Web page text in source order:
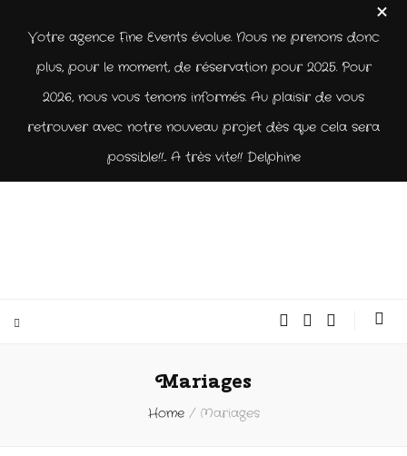
Votre agence Fine Events évolue. Nous ne prenons donc
plus, pour le moment, de réservation pour 2025. Pour
2026, nous vous tenons informés. Au plaisir de vous
retrouver avec notre nouveau projet dès que cela sera
possible!!... A très vite!! Delphine
Mariages
Home / Mariages